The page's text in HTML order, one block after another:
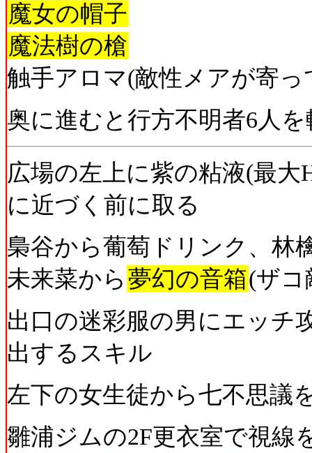
魔女の帽子
魔法樹の槍
触手アロマ(敵性メアが寄
奥に進むと行方不明者6人
広場の左上に紫の粘液(最
に近づく前に取る
梟谷から葡萄ドリンク、林
未来菜から 夢幻の音箱(ザコ
出口の迷彩服の男にエッ
出するスキル
左下の女生徒から七不思議
雛浦ジムの2F更衣室で視線